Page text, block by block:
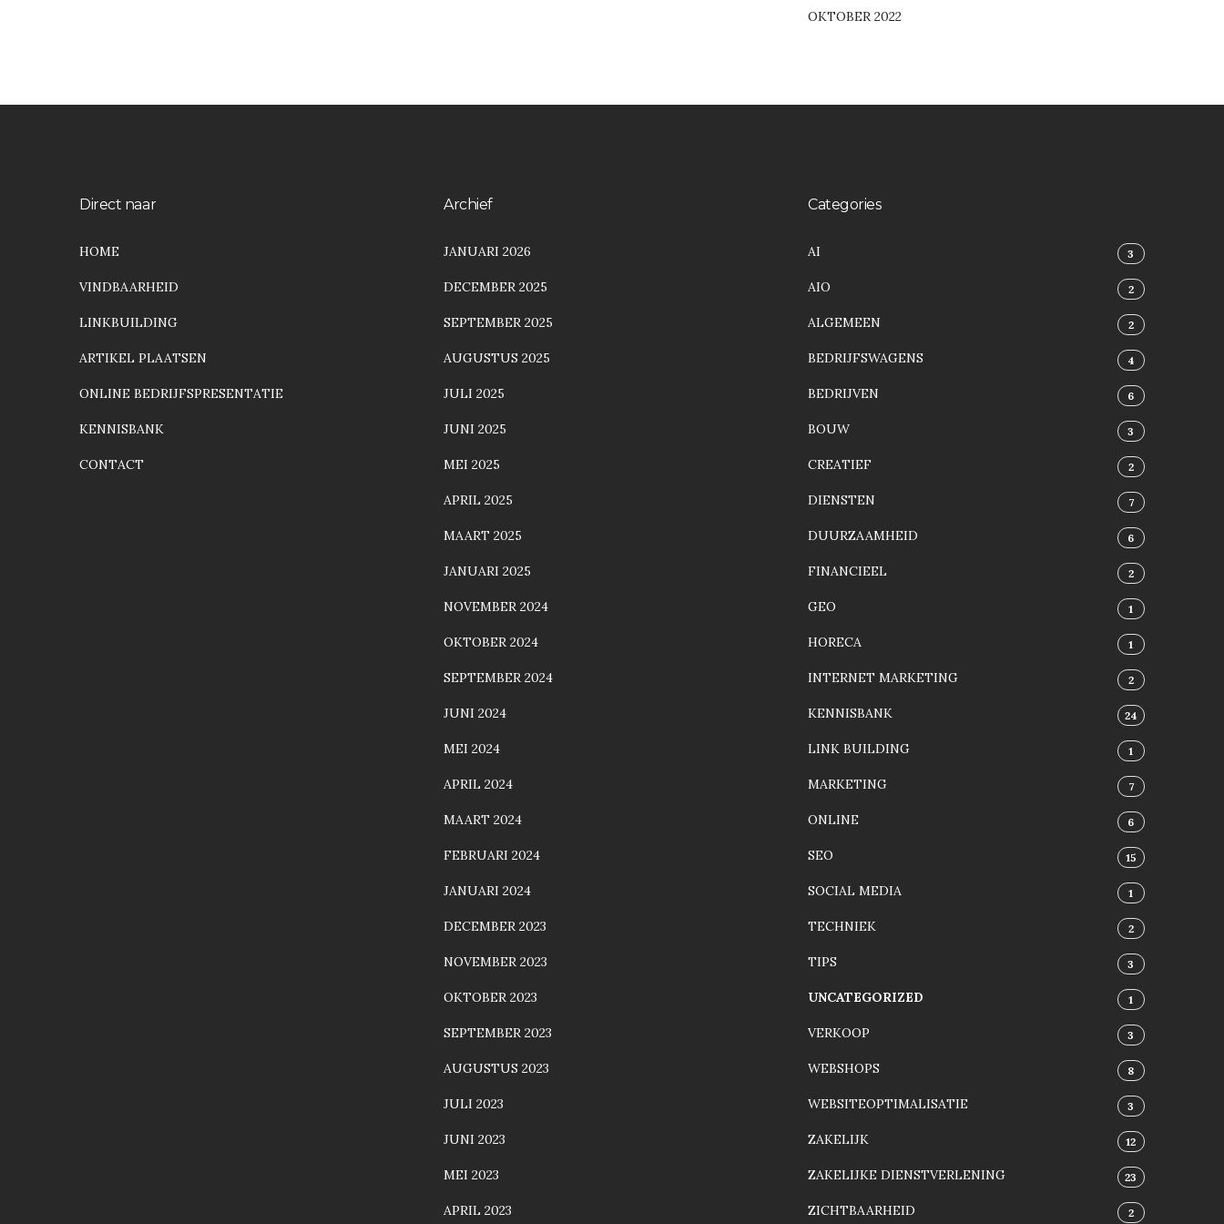
OKTOBER 2022
Direct naar
HOME
VINDBAARHEID
LINKBUILDING
ARTIKEL PLAATSEN
ONLINE BEDRIJFSPRESENTATIE
KENNISBANK
CONTACT
Archief
JANUARI 2026
DECEMBER 2025
SEPTEMBER 2025
AUGUSTUS 2025
JULI 2025
JUNI 2025
MEI 2025
APRIL 2025
MAART 2025
JANUARI 2025
NOVEMBER 2024
OKTOBER 2024
SEPTEMBER 2024
JUNI 2024
MEI 2024
APRIL 2024
MAART 2024
FEBRUARI 2024
JANUARI 2024
DECEMBER 2023
NOVEMBER 2023
OKTOBER 2023
SEPTEMBER 2023
AUGUSTUS 2023
JULI 2023
JUNI 2023
MEI 2023
APRIL 2023
Categories
AI 3
AIO 2
ALGEMEEN 2
BEDRIJFSWAGENS 4
BEDRIJVEN 6
BOUW 3
CREATIEF 2
DIENSTEN 7
DUURZAAMHEID 6
FINANCIEEL 2
GEO 1
HORECA 1
INTERNET MARKETING 2
KENNISBANK 24
LINK BUILDING 1
MARKETING 7
ONLINE 6
SEO 15
SOCIAL MEDIA 1
TECHNIEK 2
TIPS 3
UNCATEGORIZED 1
VERKOOP 3
WEBSHOPS 8
WEBSITEOPTIMALISATIE 3
ZAKELIJK 12
ZAKELIJKE DIENSTVERLENING 23
ZICHTBAARHEID 2